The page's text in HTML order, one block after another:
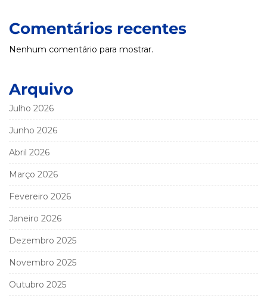
Comentários recentes
Nenhum comentário para mostrar.
Arquivo
Julho 2026
Junho 2026
Abril 2026
Março 2026
Fevereiro 2026
Janeiro 2026
Dezembro 2025
Novembro 2025
Outubro 2025